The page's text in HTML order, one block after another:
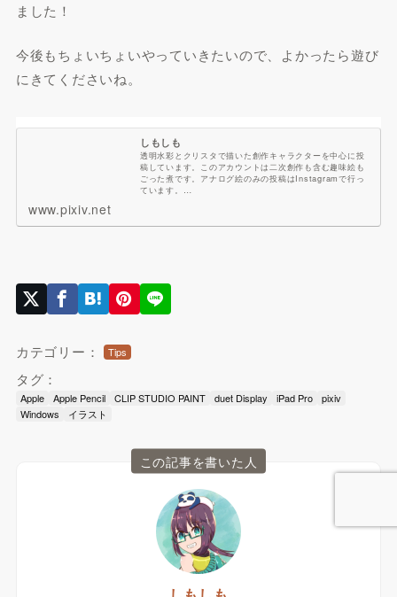
ました！
今後もちょいちょいやっていきたいので、よかったら遊び
にきてくださいね。
しもしも
透明水彩とクリスタで描いた創作キャラクターを中心に投
稿しています。このアカウントは二次創作も含む趣味絵も
ごった煮です。アナログ絵のみの投稿はInstagramで行っ
ています。…
www.pixiv.net
カテゴリー： Tips
タグ：
Apple Apple Pencil CLIP STUDIO PAINT duet Display iPad Pro
pixiv
Windows
イラスト
この記事を書いた人